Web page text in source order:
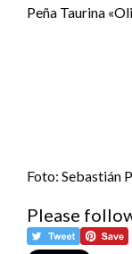
Peña Taurina
Foto: Sebastián
Please